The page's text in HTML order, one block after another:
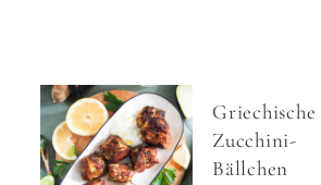
Griechische
Zucchini-
Bällchen